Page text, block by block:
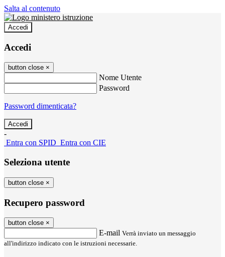
Salta al contenuto
Accedi
Accedi
button close ×
Nome Utente
Password
Password dimenticata?
-
Entra con SPID Entra con CIE
Seleziona utente
button close ×
Recupero password
button close ×
E-mail Verrà inviato un messaggio
all'indirizzo indicato con le istruzioni necessarie.